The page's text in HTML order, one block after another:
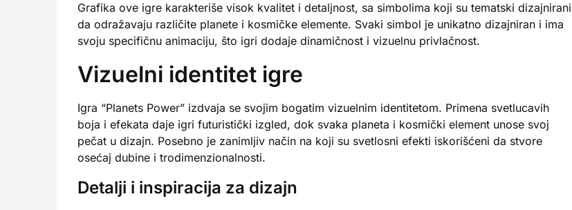
Grafika ove igre karakteriše visok kvalitet i detaljnost, sa simbolima koji su tematski dizajnirani
da odražavaju različite planete i kosmičke elemente. Svaki simbol je unikatno dizajniran i ima
svoju specifičnu animaciju, što igri dodaje dinamičnost i vizuelnu privlačnost.
Vizuelni identitet igre
Igra “Planets Power” izdvaja se svojim bogatim vizuelnim identitetom. Primena svetlucavih
boja i efekata daje igri futuristički izgled, dok svaka planeta i kosmički element unose svoj
pečat u dizajn. Posebno je zanimljiv način na koji su svetlosni efekti iskorišćeni da stvore
osećaj dubine i trodimenzionalnosti.
Detalji i inspiracija za dizajn